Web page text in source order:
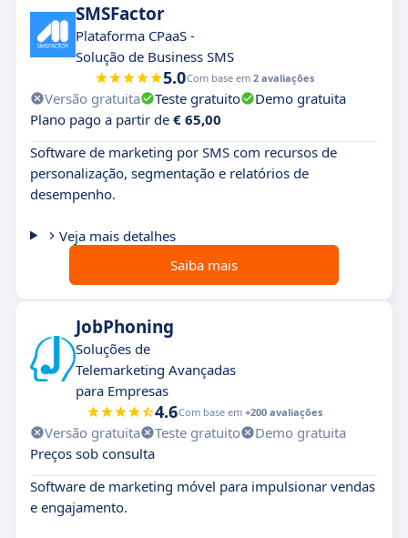
SMSFactor
Plataforma CPaaS -
Solução de Business SMS
5.0Com base em 2 avaliações
Versão gratuita Teste gratuito
Demo gratuita
Plano pago a partir de € 65,00
Software de marketing por SMS com recursos de
personalização, segmentação e relatórios de
desempenho.
Veja mais detalhes
Saiba mais
JobPhoning
Soluções de
Telemarketing Avançadas
para Empresas
4.6Com base em +200 avaliações
Versão gratuita Teste gratuito
Demo gratuita
Preços sob consulta
Software de marketing móvel para impulsionar vendas
e engajamento.